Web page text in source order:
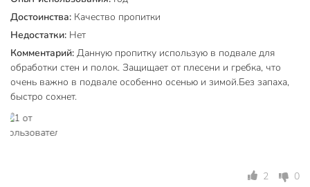
Время высыхания между слоями, ч
Время полного высыхания, ч
1 ч
Рекомендуемое количество слоев
2
Бренд
Страна производства
Достоинства: Качество пропитки
Недостатки: Нет
Комментарий: Данную пропитку использую в подвале для
обработки стен и полок. Защищает от плесени и гребка, что
очень важно в подвале особенно осенью и зимой.Без запаха,
быстро сохнет.
2 0